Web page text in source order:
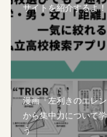
サイトを紹介するよ！
漫画『左利きのエレン
から集中力について
う